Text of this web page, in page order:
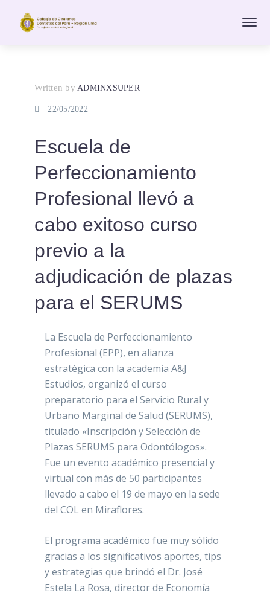
Written by ADMINXSUPER
22/05/2022
Escuela de
Perfeccionamiento
Profesional llevó a
cabo exitoso curso
previo a la
adjudicación de plazas
para el SERUMS
La Escuela de Perfeccionamiento
Profesional (EPP), en alianza
estratégica con la academia A&J
Estudios, organizó el curso
preparatorio para el Servicio Rural y
Urbano Marginal de Salud (SERUMS),
titulado «Inscripción y Selección de
Plazas SERUMS para Odontólogos».
Fue un evento académico presencial y
virtual con más de 50 participantes
llevado a cabo el 19 de mayo en la sede
del COL en Miraflores.
El programa académico fue muy sólido
gracias a los significativos aportes, tips
y estrategias que brindó el Dr. José
Estela La Rosa, director de Economía